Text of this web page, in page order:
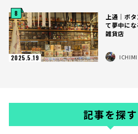
8
2025.5.19
上通｜ボ
て夢中に
雑貨店
ICHIMI
記事を探す